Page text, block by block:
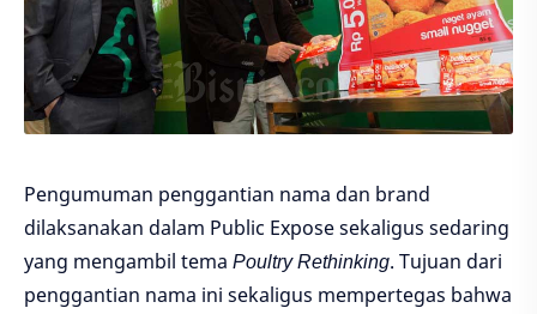
Pengumuman penggantian nama dan brand
dilaksanakan dalam Public Expose sekaligus sedaring
yang mengambil tema Poultry Rethinking. Tujuan dari
penggantian nama ini sekaligus mempertegas bahwa